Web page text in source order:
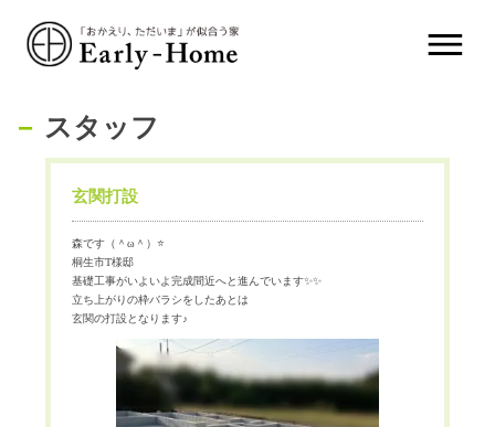
スタッフ
玄関打設
森です（＾ω＾）⭐️
桐生市T様邸
基礎工事がいよいよ完成間近へと進んでいます✨✨
立ち上がりの枠バラシをしたあとは
玄関の打設となります♪